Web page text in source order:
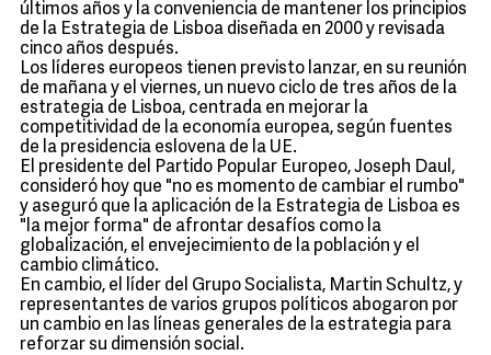
últimos años y la conveniencia de mantener los principios
de la Estrategia de Lisboa diseñada en 2000 y revisada
cinco años después.
Los líderes europeos tienen previsto lanzar, en su reunión
de mañana y el viernes, un nuevo ciclo de tres años de la
estrategia de Lisboa, centrada en mejorar la
competitividad de la economía europea, según fuentes
de la presidencia eslovena de la UE.
El presidente del Partido Popular Europeo, Joseph Daul,
consideró hoy que "no es momento de cambiar el rumbo"
y aseguró que la aplicación de la Estrategia de Lisboa es
"la mejor forma" de afrontar desafíos como la
globalización, el envejecimiento de la población y el
cambio climático.
En cambio, el líder del Grupo Socialista, Martin Schultz, y
representantes de varios grupos políticos abogaron por
un cambio en las líneas generales de la estrategia para
reforzar su dimensión social.